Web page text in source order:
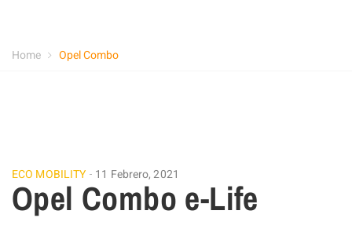
Home Opel Combo
ECO MOBILITY 11 Febrero, 2021
Opel Combo e-Life